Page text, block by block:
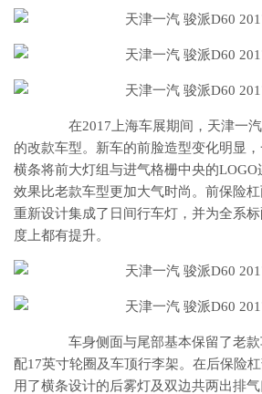
在2017上海车展期间，天津一汽
的改款车型。新车的前脸造型变化明显
横条将前大灯组与进气格栅中央的
效果比老款车型更加大气时尚。前保险
重新设计集成了日间行车灯，并为全系
度上都有提升。
车身侧面与尾部基本保留了老款
配17英寸轮圈及车顶行李架。在后保险
用了横条设计的后雾灯及双边共两出排